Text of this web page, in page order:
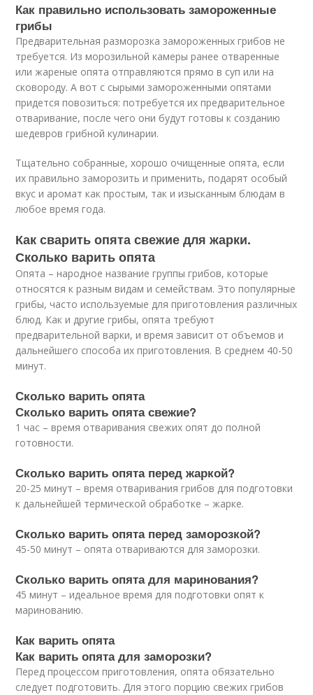
Как правильно использовать замороженные
грибы
Предварительная разморозка замороженных грибов не
требуется. Из морозильной камеры ранее отваренные
или жареные опята отправляются прямо в суп или на
сковороду. А вот с сырыми замороженными опятами
придется повозиться: потребуется их предварительное
отваривание, после чего они будут готовы к созданию
шедевров грибной кулинарии.
Тщательно собранные, хорошо очищенные опята, если
их правильно заморозить и применить, подарят особый
вкус и аромат как простым, так и изысканным блюдам в
любое время года.
Как сварить опята свежие для жарки.
Сколько варить опята
Опята – народное название группы грибов, которые
относятся к разным видам и семействам. Это популярные
грибы, часто используемые для приготовления различных
блюд. Как и другие грибы, опята требуют
предварительной варки, и время зависит от объемов и
дальнейшего способа их приготовления. В среднем 40-50
минут.
Сколько варить опята
Сколько варить опята свежие?
1 час – время отваривания свежих опят до полной
готовности.
Сколько варить опята перед жаркой?
20-25 минут – время отваривания грибов для подготовки
к дальнейшей термической обработке – жарке.
Сколько варить опята перед заморозкой?
45-50 минут – опята отвариваются для заморозки.
Сколько варить опята для маринования?
45 минут – идеальное время для подготовки опят к
маринованию.
Как варить опята
Как варить опята для заморозки?
Перед процессом приготовления, опята обязательно
следует подготовить. Для этого порцию свежих грибов